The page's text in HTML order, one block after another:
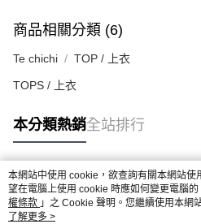
商品相關分類 (6)
Te chichi TOP / 上衣
TOPS / 上衣
本分類熱銷全站排行
熱門標籤
本網站中使用 cookie，欲查詢有關本網站
望在電腦上使用 cookie 時應如何變更電腦
權條款 」之 Cookie 聲明。您繼續使用本網
用條款之 Cookie 聲明使用 cookie。
了解更多 >